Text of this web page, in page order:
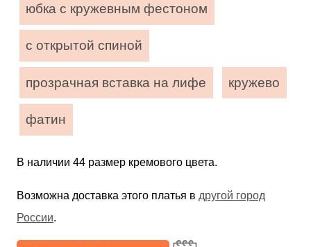
юбка с кружевным фестоном
с открытой спиной
прозрачная вставка на лифе кружево
фатин
В наличии 44 размер кремового цвета.
Возможна доставка этого платья в другой город
России.